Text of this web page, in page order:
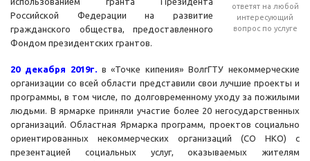
ответят на любой
интересующий
вопрос по услуге
Российской Федерации на развитие
гражданского общества, предоставленного
Фондом президентских грантов.
20 декабря 2019г.в «Точке кипения» ВолгГТУ некоммерческие
организации со всей области представили свои лучшие проекты и
программы, в том числе, по долговременному уходу за пожилыми
людьми. В ярмарке приняли участие более 20 негосударственных
организаций. Областная Ярмарка программ, проектов социально
ориентированных некоммерческих организаций (СО НКО) с
презентацией социальных услуг, оказываемых жителям